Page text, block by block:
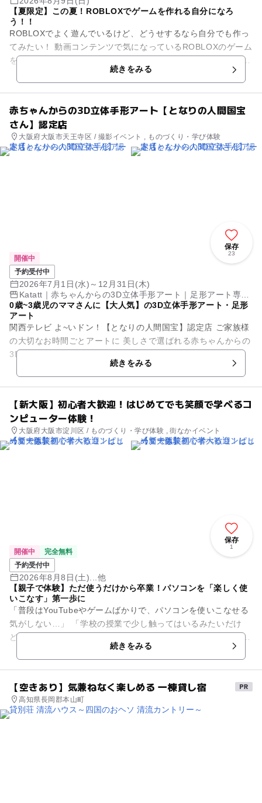
【夏限定】この夏！ROBLOXでゲームを作れる自分になろ
う！！
ROBLOXでよく遊んでいるけど、どうせするなら自分でも作っ
てみたい！ 動画コンテンツで気になっているROBLOXのゲーム
を自分でも作れるようになりたい！ そんな、見るだけ遊ぶだけ
続きをみる
赤ちゃんからの3D立体手形アート【となりの人間国宝
さん】認定店
大阪府大阪市天王寺区 / 撮影イベント , ものづくり・学び体験
保存
23
開催中
予約受付中
2026年7月1日(水)～12月31日(木)
Katatt｜赤ちゃんからの3D立体手形アート｜足形アート専門
スタジオ 大阪上本町本店
0歳~3歳児のママさんに【大人気】の3D立体手形アート・足形
アート
関西テレビ よ~いドン！【となりの人間国宝】認定店 ご家族様
の大切なお時間ごとアートに 美しさで選ばれる赤ちゃんからの
3D立体手形アート｜足形アート ■ 美術館展示・受賞歴 ■ 高
続きをみる
【新大阪】初心者大歓迎！はじめてでも笑顔で学べるコ
ンピューター体験！
大阪府大阪市淀川区 / ものづくり・学び体験 , 街なかイベント
保存
1
開催中
完全無料
予約受付中
2026年8月8日(土)...他
【親子で体験】ただ使うだけから卒業！パソコンを「楽しく使
いこなす」第一歩に
「普段はYouTubeやゲームばかりで、パソコンを使いこなせる
気がしない…」 「学校の授業で少し触ってはいるみたいだけ
ど、家では何もしないし…」 そんなご家庭にこそ、ぜひお越し
続きをみる
【空きあり】気兼ねなく楽しめる 一棟貸し宿
高知県長岡郡本山町